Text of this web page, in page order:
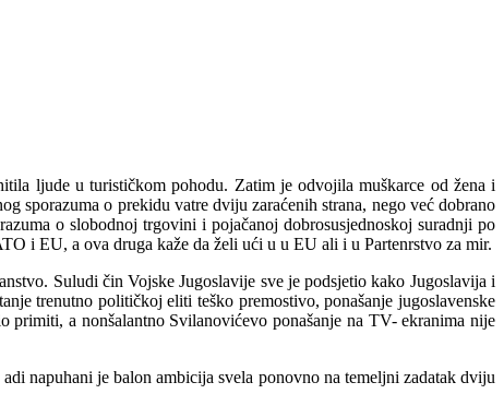
ljude u turističkom pohodu. Zatim je odvojila muškarce od žena i
sporazuma o prekidu vatre dviju zaraćenih strana, nego već dobrano
o slobodnoj trgovini i pojačanoj dobrosusjednoskoj suradnji po
i EU, a ova druga kaže da želi ući u u EU ali i u Partenrstvo za mir.
Suludi čin Vojske Jugoslavije sve je podsjetio kako Jugoslavija i
trenutno političkoj eliti teško premostivo, ponašanje jugoslavenske
primiti, a nonšalantno Svilanovićevo ponašanje na TV- ekranima nije
napuhani je balon ambicija svela ponovno na temeljni zadatak dviju